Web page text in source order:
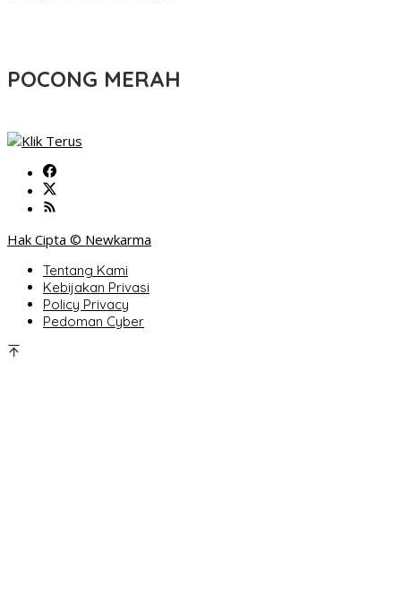
POCONG MERAH
Hak Cipta © Newkarma
Tentang Kami
Kebijakan Privasi
Policy Privacy
Pedoman Cyber